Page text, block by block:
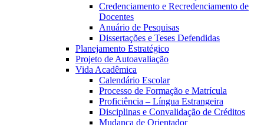
Credenciamento e Recredenciamento de
Docentes
Anuário de Pesquisas
Dissertações e Teses Defendidas
Planejamento Estratégico
Projeto de Autoavaliação
Vida Acadêmica
Calendário Escolar
Processo de Formação e Matrícula
Proficiência – Língua Estrangeira
Disciplinas e Convalidação de Créditos
Mudança de Orientador